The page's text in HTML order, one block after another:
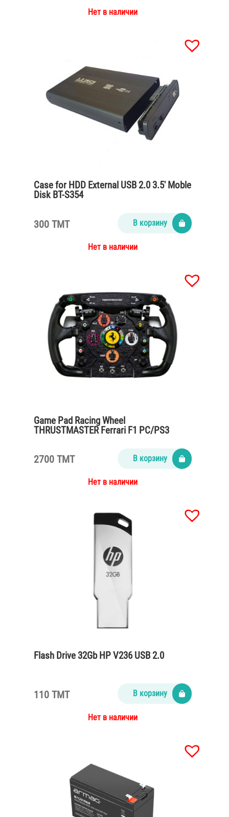
Нет в наличии
Case for HDD External USB 2.0 3.5′ Moble
Disk BT-S354
300 TMT В корзину
Нет в наличии
Game Pad Racing Wheel
THRUSTMASTER Ferrari F1 PC/PS3
2700 TMT В корзину
Нет в наличии
Flash Drive 32Gb HP V236 USB 2.0
110 TMT В корзину
Нет в наличии